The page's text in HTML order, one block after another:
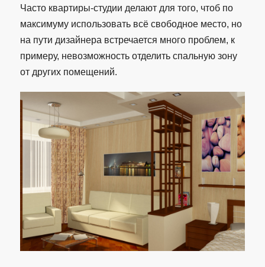
Часто квартиры-студии делают для того, чтоб по
максимуму использовать всё свободное место, но
на пути дизайнера встречается много проблем, к
примеру, невозможность отделить спальную зону
от других помещений.